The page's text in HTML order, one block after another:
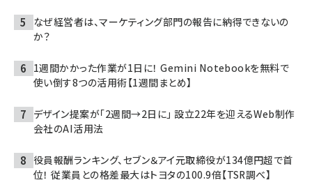
なぜ経営者は、マーケティング部門の報告に納得できないの
か？
1週間かかった作業が1日に！ Gemini Notebookを無料で
使い倒す8つの活用術【1週間まとめ】
デザイン提案が「2週間→2日に」 設立22年を迎えるWeb制作
会社のAI活用法
役員報酬ランキング、セブン＆アイ元取締役が134億円超で首
位！ 従業員との格差最大はトヨタの100.9倍【TSR調べ】